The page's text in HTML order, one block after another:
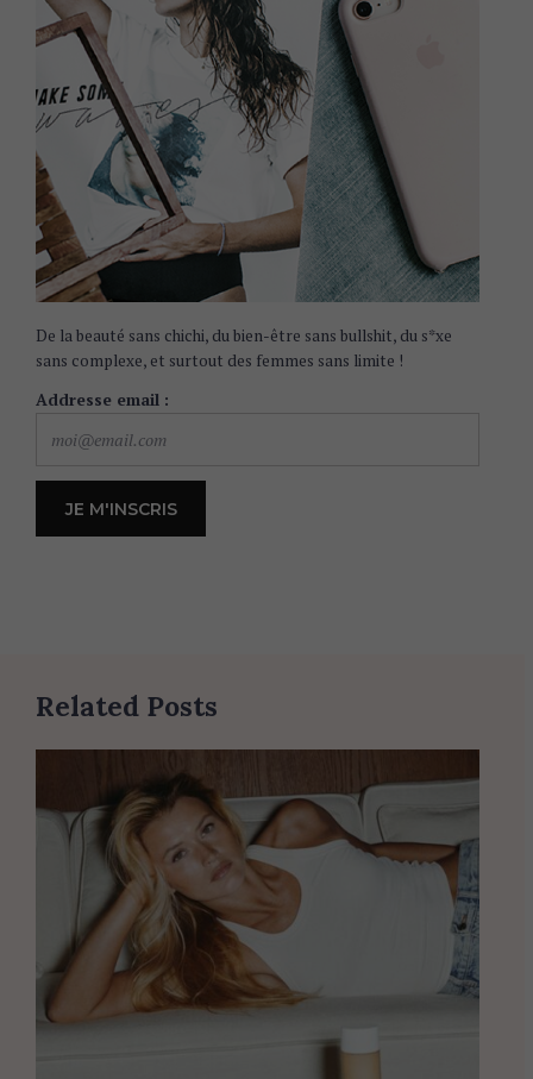
De la beauté sans chichi, du bien-être sans bullshit, du s*xe
sans complexe, et surtout des femmes sans limite !
Addresse email :
Related Posts